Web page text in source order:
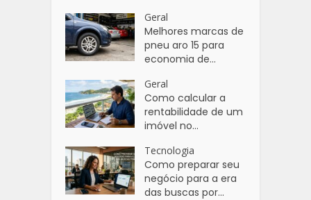
Geral
Melhores marcas de
pneu aro 15 para
economia de...
Geral
Como calcular a
rentabilidade de um
imóvel no...
Tecnologia
Como preparar seu
negócio para a era
das buscas por...